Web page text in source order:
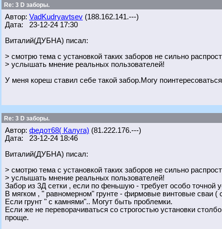
Re: 3 D заборы.
Автор: VadKudryavtsev (188.162.141.---)
Дата: 23-12-24 17:30
Виталий(ДУБНА) писал:
> смотрю тема с установкой таких заборов не сильно
> услышать мнение реальных пользователей!
У меня кореш ставил себе такой забор.Могу
Re: 3 D заборы.
Автор: федот68( Калуга) (81.222.176.---)
Дата: 23-12-24 18:46
Виталий(ДУБНА) писал:
> смотрю тема с установкой таких заборов не сильно
> услышать мнение реальных пользователей!
Забор из 3Д сетки , если по феньшую - требует особо точной
В мягком , " равномерном" грунте - фирмовые винтовые сваи
Если грунт " с камнями".. Могут быть проблемки.
Если же не переворачиваться со строгостью установки
проще.